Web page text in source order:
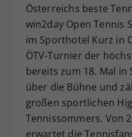
Österreichs beste
win2day Open Tennis
im Sporthotel Kurz in
ÖTV-Turnier der
bereits zum 18. Mal in
über die Bühne und
großen sportlichen
Tennissommers. Von
erwartet die